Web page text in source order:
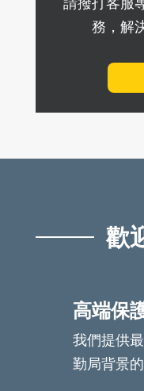
務，解
歡
高端保
我們提供
勤局背景